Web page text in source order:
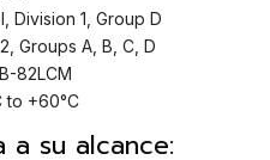
Division 1, Group D
Groups A, B, C, D
82LCM
to +60°C
a su alcance: